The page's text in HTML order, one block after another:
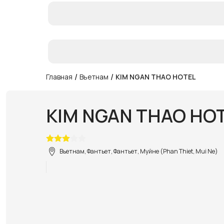
Главная / Вьетнам / KIM NGAN THAO HOTEL
KIM NGAN THAO
Вьетнам, Фантьет, Фантьет, Муйне (Phan Thiet, Mui Ne)